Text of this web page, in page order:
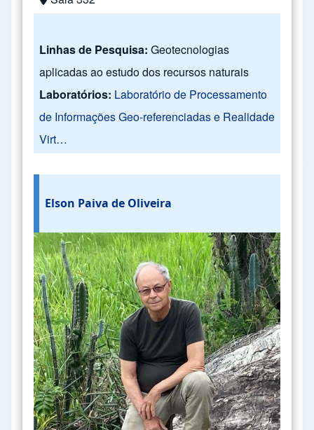
Linhas de Pesquisa: Geotecnologias
aplicadas ao estudo dos recursos naturais
Laboratórios: Laboratório de Processamento
de Informações Geo-referenciadas e Realidade
Virt…
Elson Paiva de Oliveira